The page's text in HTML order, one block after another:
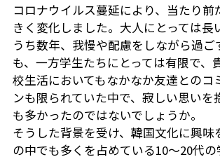
コロナウイルス蔓延により、当たり前
きく変化しました。大人にとっては長
うち数年、我慢や配慮をしながら過ご
も、一方学生たちにとっては有限で、
校生活においてもなかなか友達とのコ
ンも限られていた中で、寂しい思いを
も多かったのではないでしょうか。
そうした背景を受け、韓国文化に興味
の中でも多くを占めている10～20代の